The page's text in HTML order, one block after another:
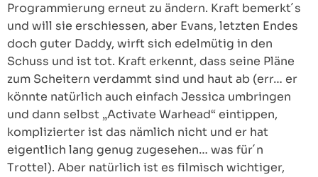
Programmierung erneut zu ändern. Kraft bemerkt´s
und will sie erschiessen, aber Evans, letzten Endes
doch guter Daddy, wirft sich edelmütig in den
Schuss und ist tot. Kraft erkennt, dass seine Pläne
zum Scheitern verdammt sind und haut ab (err… er
könnte natürlich auch einfach Jessica umbringen
und dann selbst „Activate Warhead“ eintippen,
komplizierter ist das nämlich nicht und er hat
eigentlich lang genug zugesehen… was für´n
Trottel). Aber natürlich ist es filmisch wichtiger,